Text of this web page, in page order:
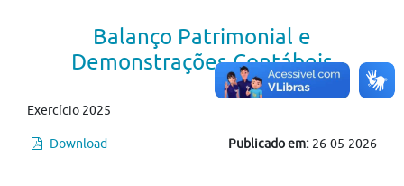
Balanço Patrimonial e
Demonstrações Contábeis
Exercício 2025
Download Publicado em: 26-05-2026